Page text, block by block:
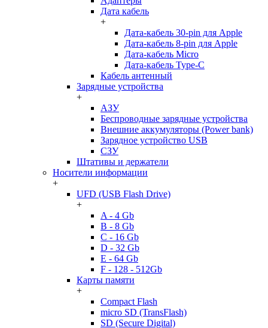
Дата кабель
+
Дата-кабель 30-pin для Apple
Дата-кабель 8-pin для Apple
Дата-кабель Micro
Дата-кабель Type-C
Кабель антенный
Зарядные устройства
+
АЗУ
Беспроводные зарядные устройства
Внешние аккумуляторы (Power bank)
Зарядное устройство USB
СЗУ
Штативы и держатели
Носители информации
+
UFD (USB Flash Drive)
+
A - 4 Gb
B - 8 Gb
C - 16 Gb
D - 32 Gb
E - 64 Gb
F - 128 - 512Gb
Карты памяти
+
Compact Flash
micro SD (TransFlash)
SD (Secure Digital)